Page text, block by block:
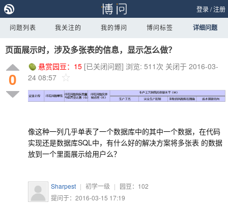
登录/注册
问题列表 我关注的 我的博问 博问标签 详细问题
页面展示时，涉及多张表的信息，显示怎么做？
0
悬赏园豆： 15 [已关闭问题] 浏览: 511次 关闭于 2016-03-
24 08:57
像这种一列几乎单表了一个数据库中的其中一个数据，在代码
实现还是数据库SQL中，有什么好的解决方案将多张表 的数据
放到一个里面展示给用户么？
Sharpest | 初学一级 | 园豆： 102
提问于：2016-03-15 17:19